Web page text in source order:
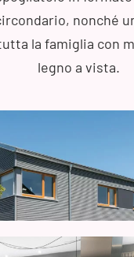
nonché
la famiglia con
legno a vista.